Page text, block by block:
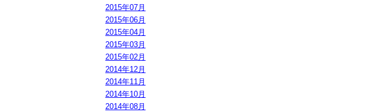
2015年07月
2015年06月
2015年04月
2015年03月
2015年02月
2014年12月
2014年11月
2014年10月
2014年08月